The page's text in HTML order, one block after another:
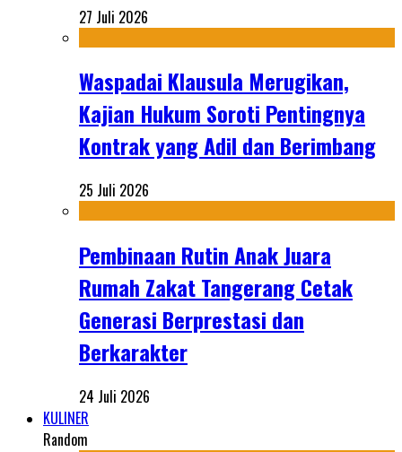
27 Juli 2026
Waspadai Klausula Merugikan,
Kajian Hukum Soroti Pentingnya
Kontrak yang Adil dan Berimbang
25 Juli 2026
Pembinaan Rutin Anak Juara
Rumah Zakat Tangerang Cetak
Generasi Berprestasi dan
Berkarakter
24 Juli 2026
KULINER
Random